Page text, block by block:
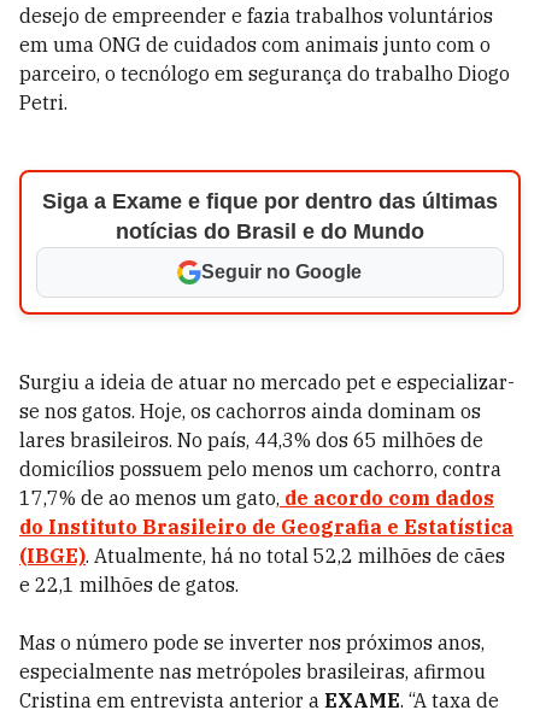
desejo de empreender e fazia trabalhos voluntários
em uma ONG de cuidados com animais junto com o
parceiro, o tecnólogo em segurança do trabalho Diogo
Petri.
Siga a Exame e fique por dentro das últimas
notícias do Brasil e do Mundo
Seguir no Google
Surgiu a ideia de atuar no mercado pet e especializar-
se nos gatos. Hoje, os cachorros ainda dominam os
lares brasileiros. No país, 44,3% dos 65 milhões de
domicílios possuem pelo menos um cachorro, contra
17,7% de ao menos um gato, de acordo com dados
do Instituto Brasileiro de Geografia e Estatística
(IBGE). Atualmente, há no total 52,2 milhões de cães
e 22,1 milhões de gatos.
Mas o número pode se inverter nos próximos anos,
especialmente nas metrópoles brasileiras, afirmou
Cristina em entrevista anterior a EXAME. “A taxa de